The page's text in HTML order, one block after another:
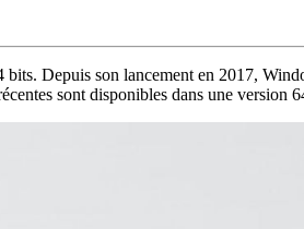
Depuis son lancement en 2017,
sont disponibles dans une version